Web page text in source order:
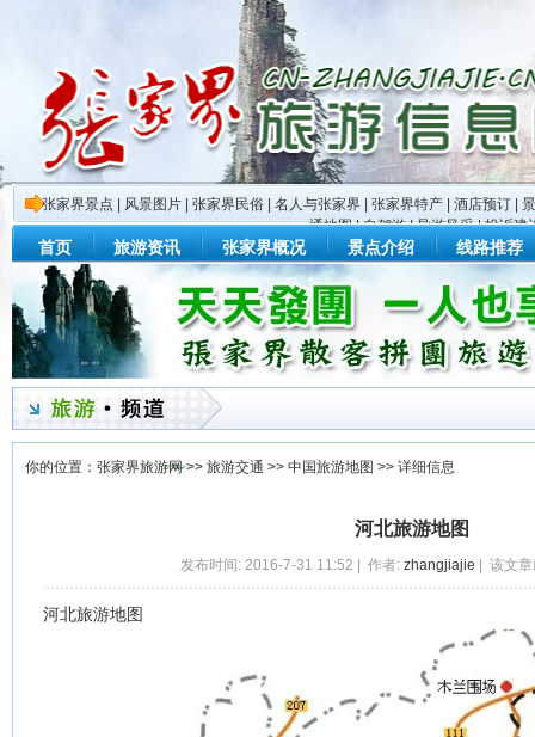
张家界景点 风景图片 张家界民俗 名人与张家界 张家界特产 酒店预订
通地图|自驾游|导游风采|投诉建
首页 旅游资讯 张家界概况 景点介绍 线路推荐
你的位置： 张家界旅游网>> 旅游交通 >> 中国旅游地图 >> 详细信息
河北旅游地图
发布时间: 2016-7-31 11:52 | 作者: zhangjiajie | 该文
河北旅游地图